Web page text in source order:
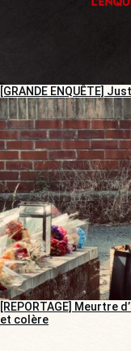
[GRANDE ENQUÊTE]
[REPORTAGE] Meurtre
et colère